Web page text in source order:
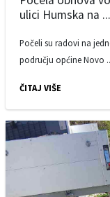
ulici Humska na ...
Počeli su radovi na
području općine Novo
ČITAJ VIŠE